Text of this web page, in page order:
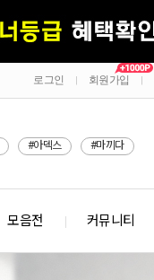
로그인 회원가입
#아덱스 #마끼다
모음전 커뮤니티